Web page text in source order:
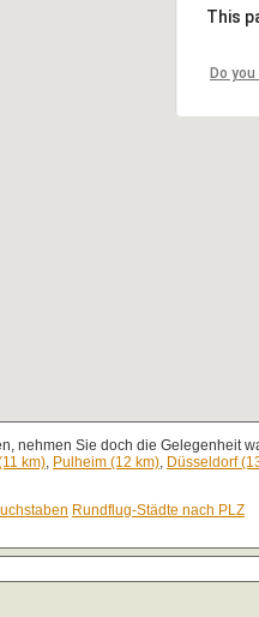
This
Do
nehmen Sie doch die Gelegenheit
km), Pulheim (12 km), Düsseldorf
Rundflug-Städte nach PLZ